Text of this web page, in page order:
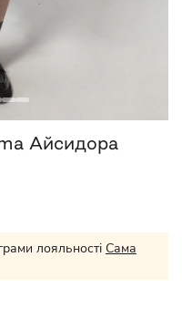
Айсидора
лояльності Сама